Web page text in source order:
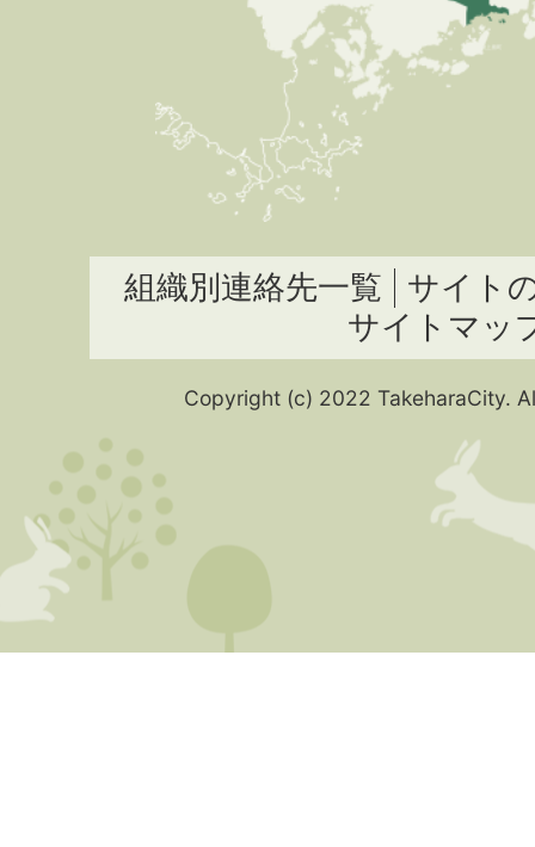
組織別連絡先一覧
サイト
サイトマッ
Copyright (c) 2022 TakeharaCity.